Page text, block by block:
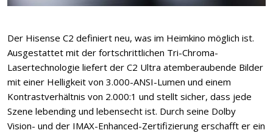
Der Hisense C2 definiert neu, was im Heimkino möglich ist.
Ausgestattet mit der fortschrittlichen Tri-Chroma-
Lasertechnologie liefert der C2 Ultra atemberaubende Bilder
mit einer Helligkeit von 3.000-ANSI-Lumen und einem
Kontrastverhältnis von 2.000:1 und stellt sicher, dass jede
Szene lebending und lebensecht ist. Durch seine Dolby
Vision- und der IMAX-Enhanced-Zertifizierung erschafft er ein